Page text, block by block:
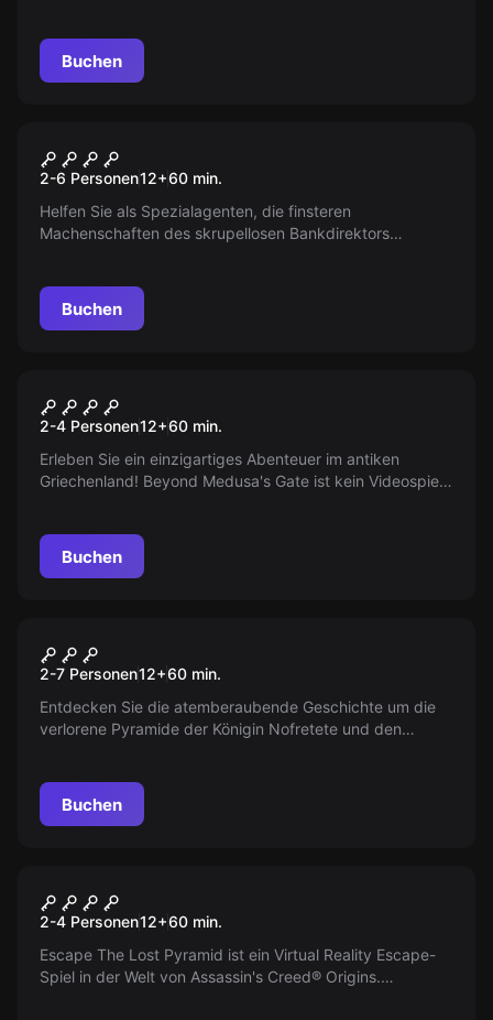
Buchen
Die Blutdiamanten von
Rabuun
2-6 Personen12+60 min.
Helfen Sie als Spezialagenten, die finsteren
Machenschaften des skrupellosen Bankdirektors
Buchen
Beyond Medusas Gate
2-4 Personen12+60 min.
Erleben Sie ein einzigartiges Abenteuer im antiken
Griechenland! Beyond Medusa's Gate ist kein Videospiel.
Buchen
Königin Nofretete und der
verschwundene Dolch
2-7 Personen12+60 min.
Entdecken Sie die atemberaubende Geschichte um die
verlorene Pyramide der Königin Nofretete und den
Buchen
Escape the lost Pyramide
2-4 Personen12+60 min.
Escape The Lost Pyramid ist ein Virtual Reality Escape-
Spiel in der Welt von Assassin's Creed® Origins.